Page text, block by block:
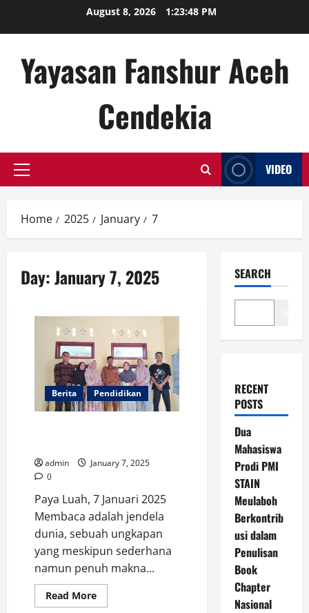
August 8, 2026 1:23:48 PM
Yayasan Fanshur Aceh
Cendekia
Primary
VIDEO
Home 2025 January 7
Day:January 7, 2025
Berita Pendidikan
admin
January 7, 2025
0
Paya Luah, 7 Januari 2025
Membaca adalah jendela
dunia, sebuah ungkapan
yang meskipun sederhana
namun penuh makna...
Read MoreRead
more
SEARCH
RECENT
POSTS
Dua
Mahasiswa
Prodi PMI
STAIN
Meulaboh
Berkontrib
usi dalam
Penulisan
Book
Chapter
Nasional